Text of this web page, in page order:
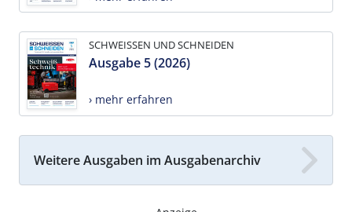
SCHWEISSEN UND SCHNEIDEN
Ausgabe 5 (2026)
› mehr erfahren
Weitere Ausgaben im Ausgabenarchiv